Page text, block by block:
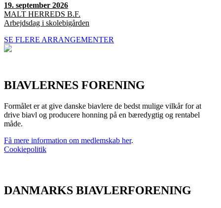
19. september 2026
MALT HERREDS B.F.
Arbejdsdag i skolebigården
SE FLERE ARRANGEMENTER
BIAVLERNES FORENING
Formålet er at give danske biavlere de bedst mulige vilkår for at
drive biavl og producere honning på en bæredygtig og rentabel
måde.
Få mere information om medlemskab her.
Cookiepolitik
DANMARKS BIAVLERFORENING